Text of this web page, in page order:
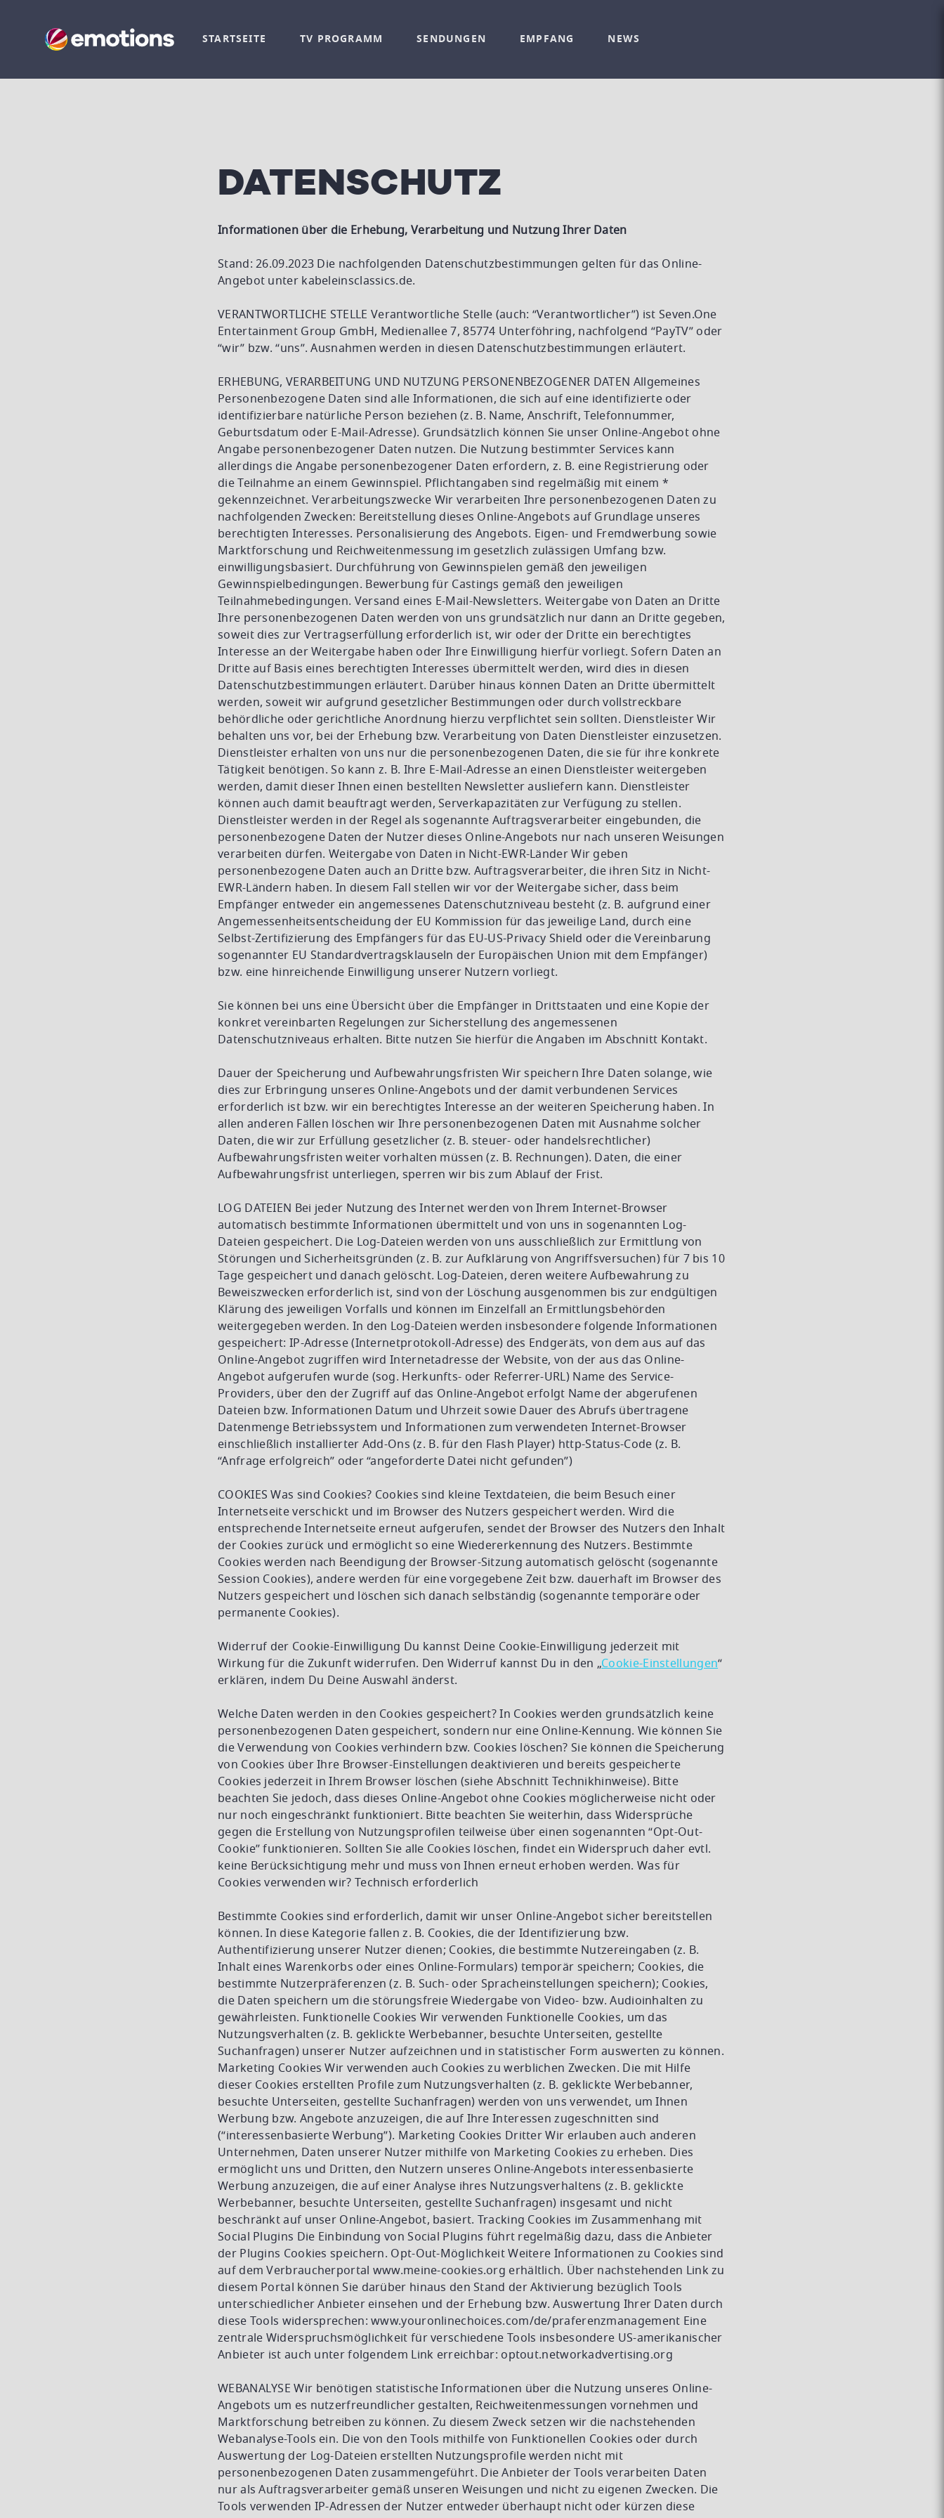
STARTSEITE TV PROGRAMM SENDUNGEN EMPFANG NEWS
DATENSCHUTZ
Informationen über die Erhebung, Verarbeitung und Nutzung Ihrer Daten
Stand: 26.09.2023 Die nachfolgenden Datenschutzbestimmungen gelten für das Online-
Angebot unter kabeleinsclassics.de.
VERANTWORTLICHE STELLE Verantwortliche Stelle (auch: “Verantwortlicher”) ist Seven.One
Entertainment Group GmbH, Medienallee 7, 85774 Unterföhring, nachfolgend “PayTV” oder
“wir” bzw. “uns”. Ausnahmen werden in diesen Datenschutzbestimmungen erläutert.
ERHEBUNG, VERARBEITUNG UND NUTZUNG PERSONENBEZOGENER DATEN Allgemeines
Personenbezogene Daten sind alle Informationen, die sich auf eine identifizierte oder
identifizierbare natürliche Person beziehen (z. B. Name, Anschrift, Telefonnummer,
Geburtsdatum oder E-Mail-Adresse). Grundsätzlich können Sie unser Online-Angebot ohne
Angabe personenbezogener Daten nutzen. Die Nutzung bestimmter Services kann
allerdings die Angabe personenbezogener Daten erfordern, z. B. eine Registrierung oder
die Teilnahme an einem Gewinnspiel. Pflichtangaben sind regelmäßig mit einem *
gekennzeichnet. Verarbeitungszwecke Wir verarbeiten Ihre personenbezogenen Daten zu
nachfolgenden Zwecken: Bereitstellung dieses Online-Angebots auf Grundlage unseres
berechtigten Interesses. Personalisierung des Angebots. Eigen- und Fremdwerbung sowie
Marktforschung und Reichweitenmessung im gesetzlich zulässigen Umfang bzw.
einwilligungsbasiert. Durchführung von Gewinnspielen gemäß den jeweiligen
Gewinnspielbedingungen. Bewerbung für Castings gemäß den jeweiligen
Teilnahmebedingungen. Versand eines E-Mail-Newsletters. Weitergabe von Daten an Dritte
Ihre personenbezogenen Daten werden von uns grundsätzlich nur dann an Dritte gegeben,
soweit dies zur Vertragserfüllung erforderlich ist, wir oder der Dritte ein berechtigtes
Interesse an der Weitergabe haben oder Ihre Einwilligung hierfür vorliegt. Sofern Daten an
Dritte auf Basis eines berechtigten Interesses übermittelt werden, wird dies in diesen
Datenschutzbestimmungen erläutert. Darüber hinaus können Daten an Dritte übermittelt
werden, soweit wir aufgrund gesetzlicher Bestimmungen oder durch vollstreckbare
behördliche oder gerichtliche Anordnung hierzu verpflichtet sein sollten. Dienstleister Wir
behalten uns vor, bei der Erhebung bzw. Verarbeitung von Daten Dienstleister einzusetzen.
Dienstleister erhalten von uns nur die personenbezogenen Daten, die sie für ihre konkrete
Tätigkeit benötigen. So kann z. B. Ihre E-Mail-Adresse an einen Dienstleister weitergeben
werden, damit dieser Ihnen einen bestellten Newsletter ausliefern kann. Dienstleister
können auch damit beauftragt werden, Serverkapazitäten zur Verfügung zu stellen.
Dienstleister werden in der Regel als sogenannte Auftragsverarbeiter eingebunden, die
personenbezogene Daten der Nutzer dieses Online-Angebots nur nach unseren Weisungen
verarbeiten dürfen. Weitergabe von Daten in Nicht-EWR-Länder Wir geben
personenbezogene Daten auch an Dritte bzw. Auftragsverarbeiter, die ihren Sitz in Nicht-
EWR-Ländern haben. In diesem Fall stellen wir vor der Weitergabe sicher, dass beim
Empfänger entweder ein angemessenes Datenschutzniveau besteht (z. B. aufgrund einer
Angemessenheitsentscheidung der EU Kommission für das jeweilige Land, durch eine
Selbst-Zertifizierung des Empfängers für das EU-US-Privacy Shield oder die Vereinbarung
sogenannter EU Standardvertragsklauseln der Europäischen Union mit dem Empfänger)
bzw. eine hinreichende Einwilligung unserer Nutzern vorliegt.
Sie können bei uns eine Übersicht über die Empfänger in Drittstaaten und eine Kopie der
konkret vereinbarten Regelungen zur Sicherstellung des angemessenen
Datenschutzniveaus erhalten. Bitte nutzen Sie hierfür die Angaben im Abschnitt Kontakt.
Dauer der Speicherung und Aufbewahrungsfristen Wir speichern Ihre Daten solange, wie
dies zur Erbringung unseres Online-Angebots und der damit verbundenen Services
erforderlich ist bzw. wir ein berechtigtes Interesse an der weiteren Speicherung haben. In
allen anderen Fällen löschen wir Ihre personenbezogenen Daten mit Ausnahme solcher
Daten, die wir zur Erfüllung gesetzlicher (z. B. steuer- oder handelsrechtlicher)
Aufbewahrungsfristen weiter vorhalten müssen (z. B. Rechnungen). Daten, die einer
Aufbewahrungsfrist unterliegen, sperren wir bis zum Ablauf der Frist.
LOG DATEIEN Bei jeder Nutzung des Internet werden von Ihrem Internet-Browser
automatisch bestimmte Informationen übermittelt und von uns in sogenannten Log-
Dateien gespeichert. Die Log-Dateien werden von uns ausschließlich zur Ermittlung von
Störungen und Sicherheitsgründen (z. B. zur Aufklärung von Angriffsversuchen) für 7 bis 10
Tage gespeichert und danach gelöscht. Log-Dateien, deren weitere Aufbewahrung zu
Beweiszwecken erforderlich ist, sind von der Löschung ausgenommen bis zur endgültigen
Klärung des jeweiligen Vorfalls und können im Einzelfall an Ermittlungsbehörden
weitergegeben werden. In den Log-Dateien werden insbesondere folgende Informationen
gespeichert: IP-Adresse (Internetprotokoll-Adresse) des Endgeräts, von dem aus auf das
Online-Angebot zugriffen wird Internetadresse der Website, von der aus das Online-
Angebot aufgerufen wurde (sog. Herkunfts- oder Referrer-URL) Name des Service-
Providers, über den der Zugriff auf das Online-Angebot erfolgt Name der abgerufenen
Dateien bzw. Informationen Datum und Uhrzeit sowie Dauer des Abrufs übertragene
Datenmenge Betriebssystem und Informationen zum verwendeten Internet-Browser
einschließlich installierter Add-Ons (z. B. für den Flash Player) http-Status-Code (z. B.
“Anfrage erfolgreich” oder “angeforderte Datei nicht gefunden”)
COOKIES Was sind Cookies? Cookies sind kleine Textdateien, die beim Besuch einer
Internetseite verschickt und im Browser des Nutzers gespeichert werden. Wird die
entsprechende Internetseite erneut aufgerufen, sendet der Browser des Nutzers den Inhalt
der Cookies zurück und ermöglicht so eine Wiedererkennung des Nutzers. Bestimmte
Cookies werden nach Beendigung der Browser-Sitzung automatisch gelöscht (sogenannte
Session Cookies), andere werden für eine vorgegebene Zeit bzw. dauerhaft im Browser des
Nutzers gespeichert und löschen sich danach selbständig (sogenannte temporäre oder
permanente Cookies).
Widerruf der Cookie-Einwilligung Du kannst Deine Cookie-Einwilligung jederzeit mit
Wirkung für die Zukunft widerrufen. Den Widerruf kannst Du in den „Cookie-Einstellungen“
erklären, indem Du Deine Auswahl änderst.
Welche Daten werden in den Cookies gespeichert? In Cookies werden grundsätzlich keine
personenbezogenen Daten gespeichert, sondern nur eine Online-Kennung. Wie können Sie
die Verwendung von Cookies verhindern bzw. Cookies löschen? Sie können die Speicherung
von Cookies über Ihre Browser-Einstellungen deaktivieren und bereits gespeicherte
Cookies jederzeit in Ihrem Browser löschen (siehe Abschnitt Technikhinweise). Bitte
beachten Sie jedoch, dass dieses Online-Angebot ohne Cookies möglicherweise nicht oder
nur noch eingeschränkt funktioniert. Bitte beachten Sie weiterhin, dass Widersprüche
gegen die Erstellung von Nutzungsprofilen teilweise über einen sogenannten “Opt-Out-
Cookie” funktionieren. Sollten Sie alle Cookies löschen, findet ein Widerspruch daher evtl.
keine Berücksichtigung mehr und muss von Ihnen erneut erhoben werden. Was für
Cookies verwenden wir? Technisch erforderlich
Bestimmte Cookies sind erforderlich, damit wir unser Online-Angebot sicher bereitstellen
können. In diese Kategorie fallen z. B. Cookies, die der Identifizierung bzw.
Authentifizierung unserer Nutzer dienen; Cookies, die bestimmte Nutzereingaben (z. B.
Inhalt eines Warenkorbs oder eines Online-Formulars) temporär speichern; Cookies, die
bestimmte Nutzerpräferenzen (z. B. Such- oder Spracheinstellungen speichern); Cookies,
die Daten speichern um die störungsfreie Wiedergabe von Video- bzw. Audioinhalten zu
gewährleisten. Funktionelle Cookies Wir verwenden Funktionelle Cookies, um das
Nutzungsverhalten (z. B. geklickte Werbebanner, besuchte Unterseiten, gestellte
Suchanfragen) unserer Nutzer aufzeichnen und in statistischer Form auswerten zu können.
Marketing Cookies Wir verwenden auch Cookies zu werblichen Zwecken. Die mit Hilfe
dieser Cookies erstellten Profile zum Nutzungsverhalten (z. B. geklickte Werbebanner,
besuchte Unterseiten, gestellte Suchanfragen) werden von uns verwendet, um Ihnen
Werbung bzw. Angebote anzuzeigen, die auf Ihre Interessen zugeschnitten sind
(“interessenbasierte Werbung”). Marketing Cookies Dritter Wir erlauben auch anderen
Unternehmen, Daten unserer Nutzer mithilfe von Marketing Cookies zu erheben. Dies
ermöglicht uns und Dritten, den Nutzern unseres Online-Angebots interessenbasierte
Werbung anzuzeigen, die auf einer Analyse ihres Nutzungsverhaltens (z. B. geklickte
Werbebanner, besuchte Unterseiten, gestellte Suchanfragen) insgesamt und nicht
beschränkt auf unser Online-Angebot, basiert. Tracking Cookies im Zusammenhang mit
Social Plugins Die Einbindung von Social Plugins führt regelmäßig dazu, dass die Anbieter
der Plugins Cookies speichern. Opt-Out-Möglichkeit Weitere Informationen zu Cookies sind
auf dem Verbraucherportal www.meine-cookies.org erhältlich. Über nachstehenden Link zu
diesem Portal können Sie darüber hinaus den Stand der Aktivierung bezüglich Tools
unterschiedlicher Anbieter einsehen und der Erhebung bzw. Auswertung Ihrer Daten durch
diese Tools widersprechen: www.youronlinechoices.com/de/praferenzmanagement Eine
zentrale Widerspruchsmöglichkeit für verschiedene Tools insbesondere US-amerikanischer
Anbieter ist auch unter folgendem Link erreichbar: optout.networkadvertising.org
WEBANALYSE Wir benötigen statistische Informationen über die Nutzung unseres Online-
Angebots um es nutzerfreundlicher gestalten, Reichweitenmessungen vornehmen und
Marktforschung betreiben zu können. Zu diesem Zweck setzen wir die nachstehenden
Webanalyse-Tools ein. Die von den Tools mithilfe von Funktionellen Cookies oder durch
Auswertung der Log-Dateien erstellten Nutzungsprofile werden nicht mit
personenbezogenen Daten zusammengeführt. Die Anbieter der Tools verarbeiten Daten
nur als Auftragsverarbeiter gemäß unseren Weisungen und nicht zu eigenen Zwecken. Die
Tools verwenden IP-Adressen der Nutzer entweder überhaupt nicht oder kürzen diese